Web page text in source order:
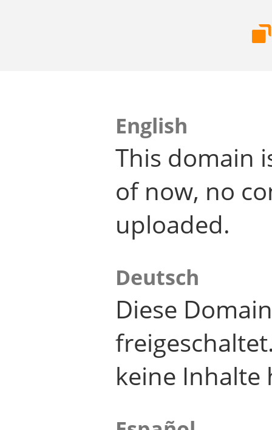
English
This domain
of now, no
uploaded.
Deutsch
Diese
keine Inhalte